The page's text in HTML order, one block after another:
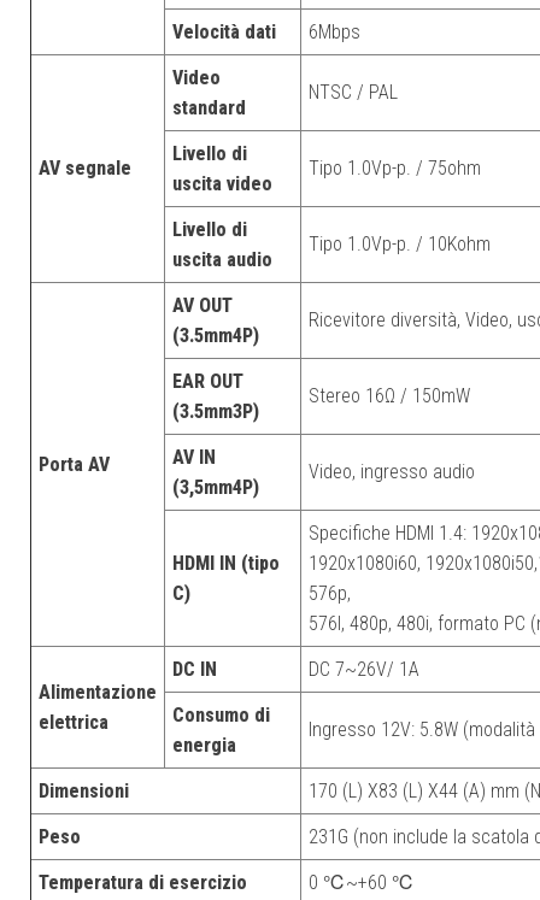
Velocità dati
6Mbps
AV segnale
Video
standard
NTSC / PAL
Livello di
uscita video
Tipo 1.0Vp-p. / 75ohm
Livello di
uscita audio
Tipo 1.0Vp-p. / 10Kohm
Porta AV
AV OUT
(3.5mm4P)
Ricevitore diversità, Video,
EAR OUT
(3.5mm3P)
Stereo 16Ω / 150mW
AV IN
(3,5mm4P)
Video, ingresso audio
HDMI IN (tipo
C)
Specifiche HDMI 1.4:
1920x1080i60,
576p,
576I, 480p, 480i, formato PC
Alimentazione
elettrica
DC IN
DC 7~26V/ 1A
Consumo di
energia
Ingresso 12V: 5.8W (modalità
Dimensioni
170 (L) X83 (L) X44 (A) mm
Peso
231G (non include la scatola
Temperatura di esercizio
0 ℃~+60 ℃